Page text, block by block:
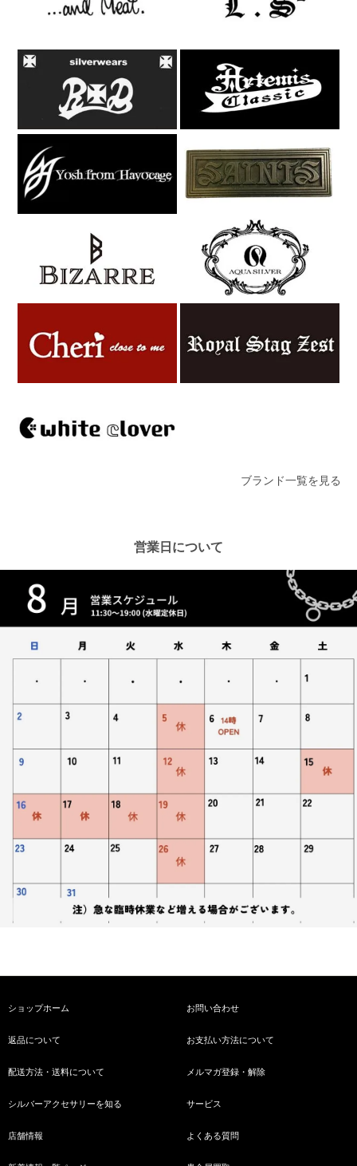
ブランド一覧を見る
営業日について
ショップホーム お問い合わせ
返品について お支払い方法について
配送方法・送料について メルマガ登録・解除
シルバーアクセサリーを知る サービス
店舗情報 よくある質問